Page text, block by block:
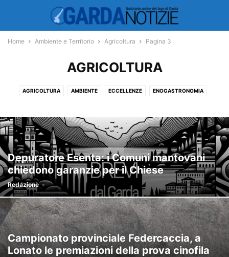
Home Ambiente e Territorio Agricoltura Pagina 3
AGRICOLTURA
AGRICOLTURA AMBIENTE ECCELLENZE ENOGASTRONOMIA
Depuratore Esenta: i Comuni mantovani
chiedono garanzie per il Chiese
Redazione -
Campionato provinciale Federcaccia, a
Lonato le premiazioni della prova cinofila